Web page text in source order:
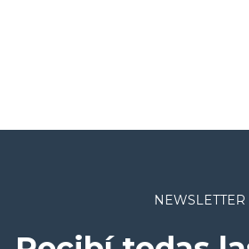
NEWSLETTER